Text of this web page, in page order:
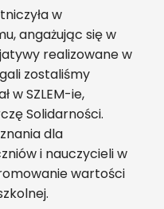
w
angażując się w
realizowane w
zostaliśmy
w SZLEM-ie,
Solidarności.
dla
i nauczycieli w
wartości